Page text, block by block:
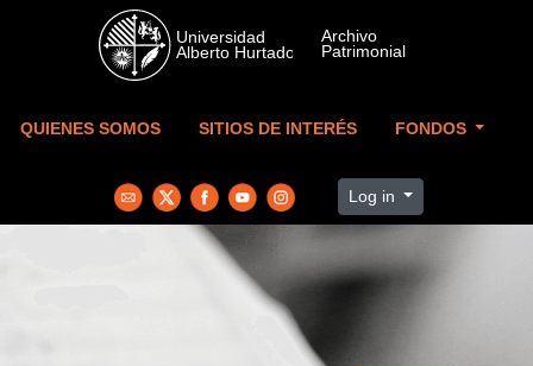
Skip to main content
QUIENES SOMOS SITIOS DE INTERÉS FONDOS
Log in